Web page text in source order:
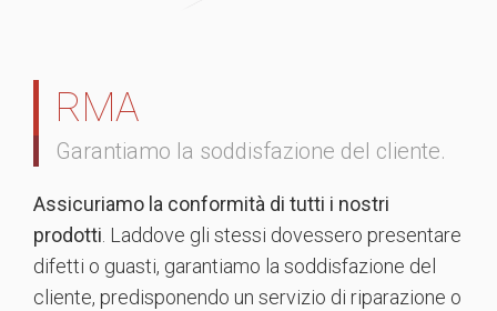
RMA
Garantiamo la soddisfazione del cliente.
Assicuriamo la conformità di tutti i nostri
prodotti. Laddove gli stessi dovessero presentare
difetti o guasti, garantiamo la soddisfazione del
cliente, predisponendo un servizio di riparazione o